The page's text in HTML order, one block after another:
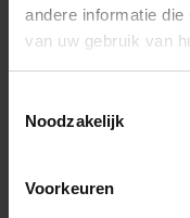
andere informatie
van uw gebruik van
Noodzakelijk
Voorkeuren